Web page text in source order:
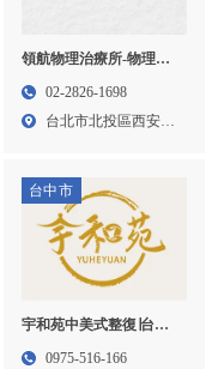
領航物理治療所-物理治
療,物理治療所,台北物理
林物理治療,士林物理治
02-2826-1698
台北市北投區西安街
台中市
宇和苑中美式整復∣台中
北區西區北屯區美式局部
0975-516-166